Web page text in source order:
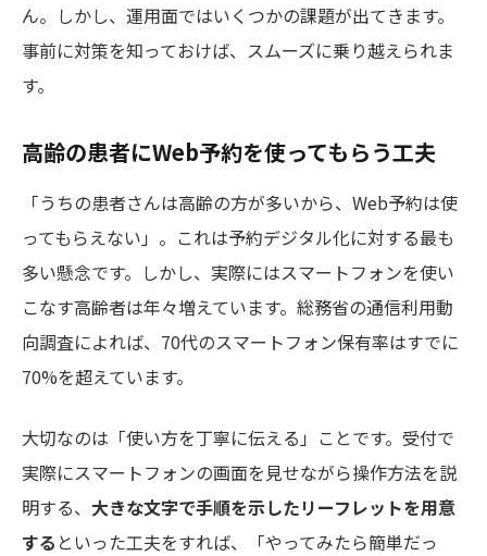
ん。しかし、運用面ではいくつかの課題が出てきます。
事前に対策を知っておけば、スムーズに乗り越えられま
す。
高齢の患者にWeb予約を使ってもらう工夫
「うちの患者さんは高齢の方が多いから、Web予約は使
ってもらえない」。これは予約デジタル化に対する最も
多い懸念です。しかし、実際にはスマートフォンを使い
こなす高齢者は年々増えています。総務省の通信利用動
向調査によれば、70代のスマートフォン保有率はすでに
70%を超えています。
大切なのは「使い方を丁寧に伝える」ことです。受付で
実際にスマートフォンの画面を見せながら操作方法を説
明する、 大きな文字で手順を示したリーフレットを用意
する といった工夫をすれば、「やってみたら簡単だっ